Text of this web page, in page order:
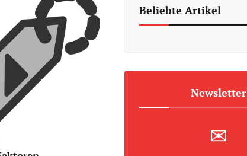
Beliebte Artikel
Newsletter
✉